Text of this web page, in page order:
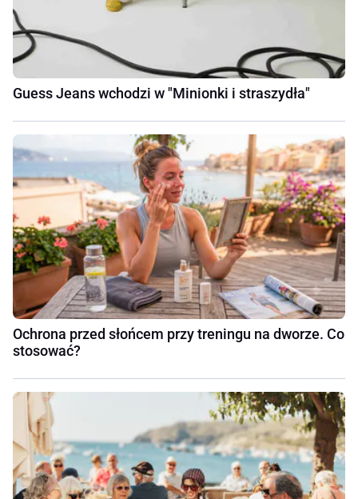
Guess Jeans wchodzi w "Minionki i straszydła"
Ochrona przed słońcem przy treningu na dworze. Co
stosować?